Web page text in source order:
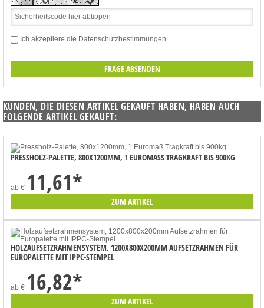
Ich akzeptiere die Datenschutzbestimmungen
KUNDEN, DIE DIESEN ARTIKEL GEKAUFT HABEN, HABEN AUCH
FOLGENDE ARTIKEL GEKAUFT:
PRESSHOLZ-PALETTE, 800X1200MM, 1 EUROMASS TRAGKRAFT BIS 900KG
ab € 11,61*
ZUM ARTIKEL
HOLZAUFSETZRAHMENSYSTEM, 1200X800X200MM AUFSETZRAHMEN FÜR
EUROPALETTE MIT IPPC-STEMPEL
ab € 16,82*
ZUM ARTIKEL